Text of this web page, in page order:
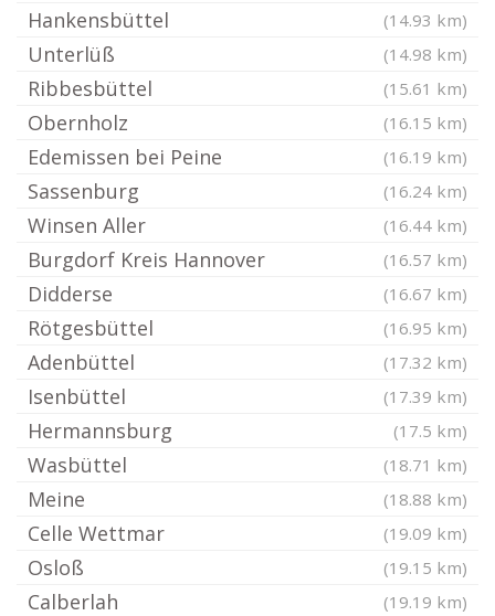
Hankensbüttel (14.93 km)
Unterlüß (14.98 km)
Ribbesbüttel (15.61 km)
Obernholz (16.15 km)
Edemissen bei Peine (16.19 km)
Sassenburg (16.24 km)
Winsen Aller (16.44 km)
Burgdorf Kreis Hannover (16.57 km)
Didderse (16.67 km)
Rötgesbüttel (16.95 km)
Adenbüttel (17.32 km)
Isenbüttel (17.39 km)
Hermannsburg (17.5 km)
Wasbüttel (18.71 km)
Meine (18.88 km)
Celle Wettmar (19.09 km)
Osloß (19.15 km)
Calberlah (19.19 km)